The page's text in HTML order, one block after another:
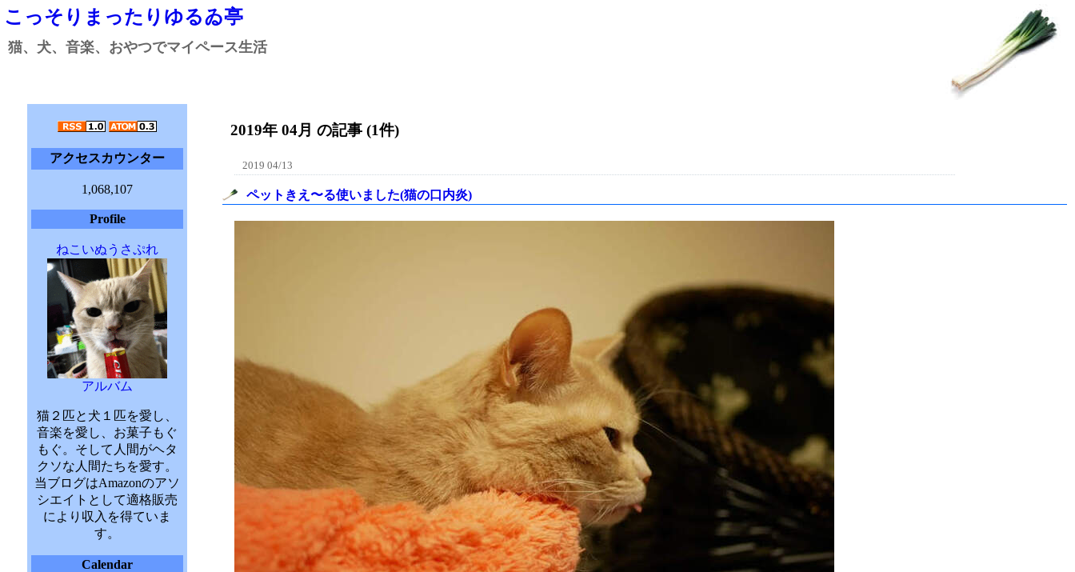
こっそりまったりゆるゐ亭
猫、犬、音楽、おやつでマイペース生活
アクセスカウンター
1,068,107
Profile
ねこいぬうさぷれ
アルバム
猫２匹と犬１匹を愛し、
音楽を愛し、お菓子もぐ
もぐ。そして人間がヘタ
クソな人間たちを愛す。
当ブログはAmazonのアソ
シエイトとして適格販売
により収入を得ていま
す。
Calendar
2019年 04月 の記事 (1件)
2019 04/13
ペットきえ〜る使いました(猫の口内炎)